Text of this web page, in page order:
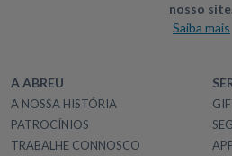
nosso
Saiba mais
A ABREU
A NOSSA HISTÓRIA
PATROCÍNIOS
TRABALHE CONNOSCO